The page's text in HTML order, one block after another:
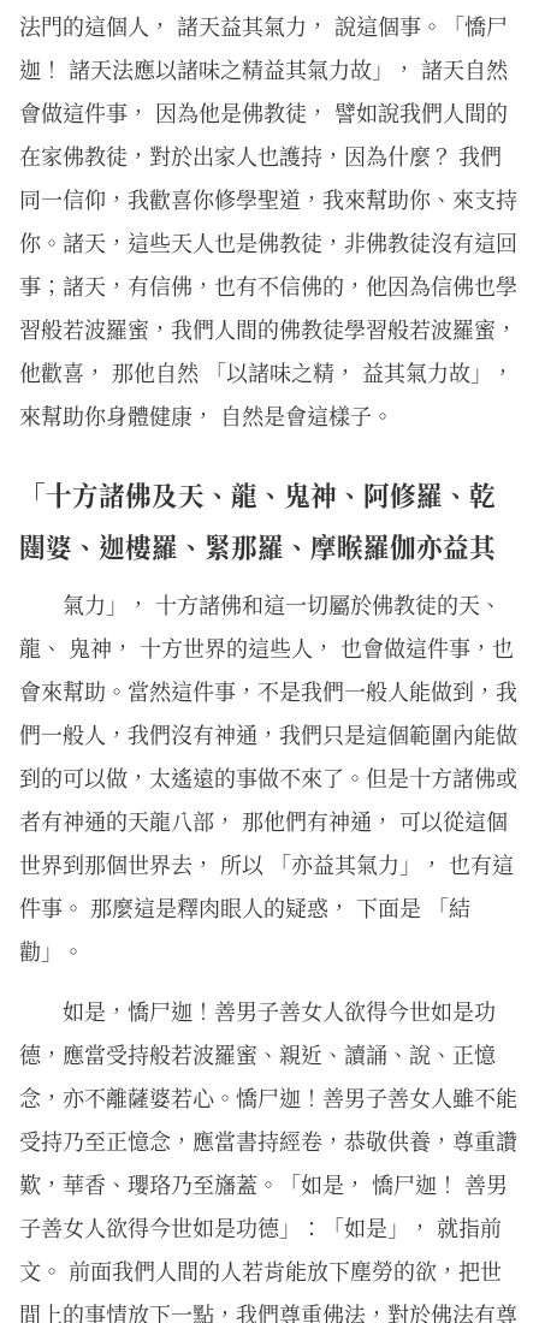
法門的這個人， 諸天益其氣力， 說這個事。「憍尸
迦！ 諸天法應以諸味之精益其氣力故」， 諸天自然
會做這件事， 因為他是佛教徒， 譬如說我們人間的
在家佛教徒，對於出家人也護持，因為什麼？ 我們
同一信仰，我歡喜你修學聖道，我來幫助你、來支持
你。諸天，這些天人也是佛教徒，非佛教徒沒有這回
事；諸天，有信佛，也有不信佛的，他因為信佛也學
習般若波羅蜜，我們人間的佛教徒學習般若波羅蜜，
他歡喜， 那他自然 「以諸味之精， 益其氣力故」，
來幫助你身體健康， 自然是會這樣子。
「十方諸佛及天、龍、鬼神、阿修羅、乾
闥婆、迦樓羅、緊那羅、摩睺羅伽亦益其
氣力」， 十方諸佛和這一切屬於佛教徒的天、
龍、 鬼神， 十方世界的這些人， 也會做這件事，也
會來幫助。當然這件事，不是我們一般人能做到，我
們一般人，我們沒有神通，我們只是這個範圍內能做
到的可以做，太遙遠的事做不來了。但是十方諸佛或
者有神通的天龍八部， 那他們有神通， 可以從這個
世界到那個世界去， 所以 「亦益其氣力」， 也有這
件事。 那麼這是釋肉眼人的疑惑， 下面是 「結
勸」。
如是，憍尸迦！善男子善女人欲得今世如是功
德，應當受持般若波羅蜜、親近、讀誦、說、正憶
念，亦不離薩婆若心。憍尸迦！善男子善女人雖不能
受持乃至正憶念，應當書持經卷，恭敬供養，尊重讚
歎，華香、瓔珞乃至旛蓋。「如是， 憍尸迦！ 善男
子善女人欲得今世如是功德」：「如是」， 就指前
文。 前面我們人間的人若肯能放下塵勞的欲，把世
間上的事情放下一點，我們尊重佛法，對於佛法有尊